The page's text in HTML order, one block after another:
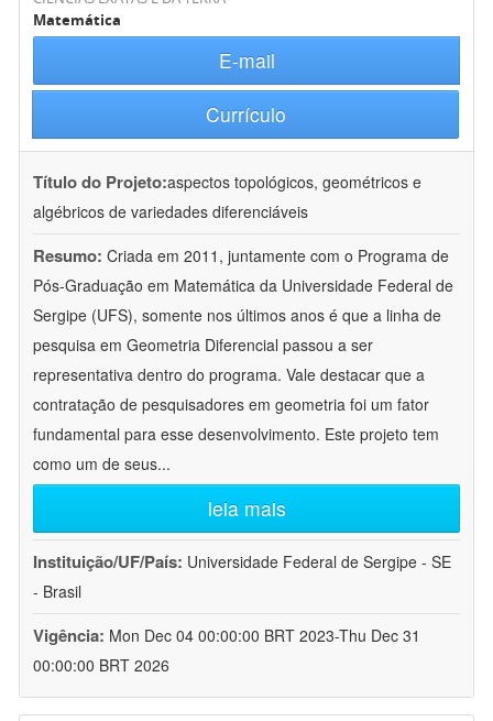
Matemática
E-mail
Currículo
Título do Projeto:aspectos topológicos, geométricos e
algébricos de variedades diferenciáveis
Resumo: Criada em 2011, juntamente com o Programa de
Pós-Graduação em Matemática da Universidade Federal de
Sergipe (UFS), somente nos últimos anos é que a linha de
pesquisa em Geometria Diferencial passou a ser
representativa dentro do programa. Vale destacar que a
contratação de pesquisadores em geometria foi um fator
fundamental para esse desenvolvimento. Este projeto tem
como um de seus...
leia mais
Instituição/UF/País: Universidade Federal de Sergipe - SE
- Brasil
Vigência: Mon Dec 04 00:00:00 BRT 2023-Thu Dec 31
00:00:00 BRT 2026